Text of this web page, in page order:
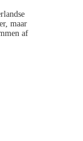
maar
af